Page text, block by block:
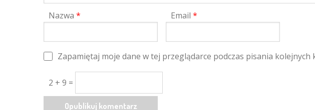
Nazwa * Email *
Zapamiętaj moje dane w tej przeglądarce podczas pisania kolejnych
2 + 9 =